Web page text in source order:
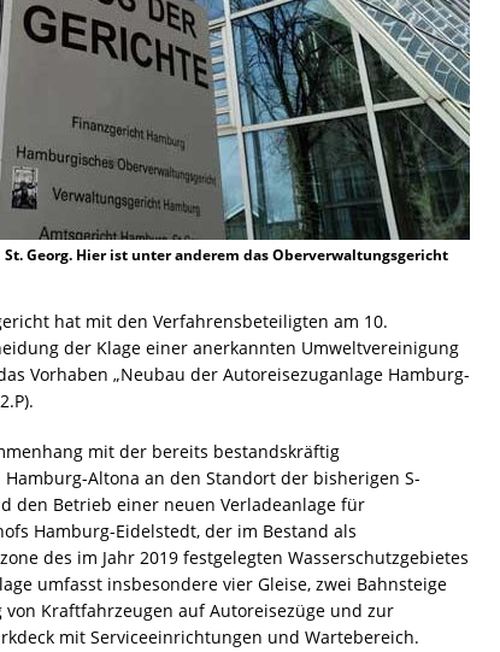
Georg. Hier ist unter anderem das Oberverwaltungsgericht
hat mit den Verfahrensbeteiligten am 10.
der Klage einer anerkannten Umweltvereinigung
Vorhaben „Neubau der Autoreisezuganlage Hamburg-
mit der bereits bestandskräftig
Altona an den Standort der bisherigen S-
den Betrieb einer neuen Verladeanlage für
Hamburg-Eidelstedt, der im Bestand als
des im Jahr 2019 festgelegten Wasserschutzgebietes
umfasst insbesondere vier Gleise, zwei Bahnsteige
Kraftfahrzeugen auf Autoreisezüge und zur
mit Serviceeinrichtungen und Wartebereich.